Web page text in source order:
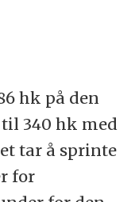
hk på den
340 hk med
tar å sprinte
for